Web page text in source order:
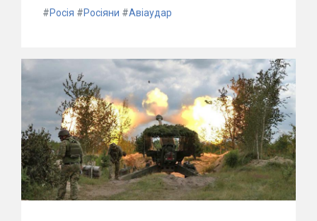
#Росія #Росіяни #Авіаудар